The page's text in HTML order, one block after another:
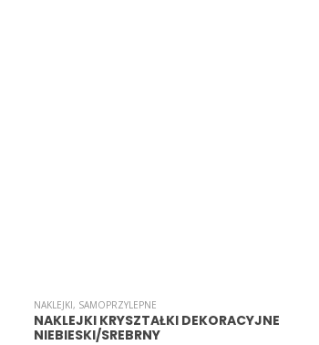
NAKLEJKI, SAMOPRZYLEPNE
NAKLEJKI KRYSZTAŁKI DEKORACYJNE
NIEBIESKI/SREBRNY